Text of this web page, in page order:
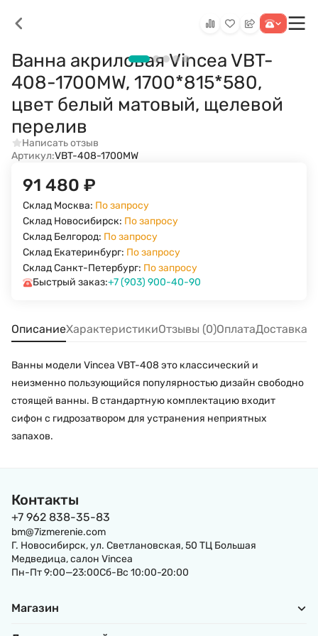
Ванна акриловая Vincea VBT-
408-1700MW, 1700*815*580,
цвет белый матовый, щелевой
перелив
Написать отзыв
Артикул:VBT-408-1700MW
91 480 ₽
Склад Москва: По запросу
Склад Новосибирск: По запросу
Склад Белгород: По запросу
Склад Екатеринбург: По запросу
Склад Санкт-Петербург: По запросу
Быстрый заказ:+7 (903) 900-40-90
ОписаниеХарактеристикиОтзывы (0)ОплатаДоставка
Ванны модели Vincea VBT-408 это классический и
неизменно пользующийся популярностью дизайн свободно
стоящей ванны. В стандартную комплектацию входит
сифон с гидрозатвором для устранения неприятных
запахов.
Контакты
+7 962 838-35-83
bm@7izmerenie.com
Г. Новосибирск, ул. Светлановская, 50 ТЦ Большая
Медведица, салон Vincea
Пн-Пт 9:00—23:00Сб-Вс 10:00-20:00
Магазин